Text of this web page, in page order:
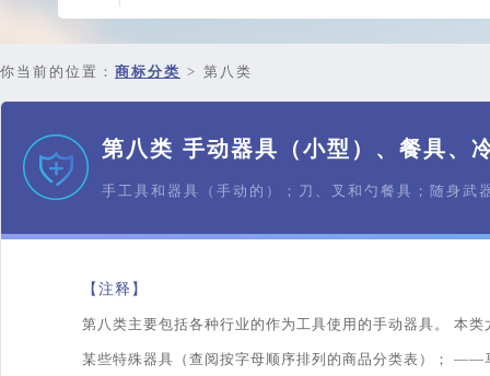
你当前的位置： 商标分类 > 第八类
第八类 手动器具（小型）、餐具、
手工具和器具（手动的）；刀、叉和勺餐具；随身武
【注释】
第八类主要包括各种行业的作为工具使用的手动器具。
某些特殊器具（查阅按字母顺序排列的商品分类表）；